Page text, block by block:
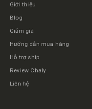
Giới thiệu
Blog
Giảm giá
Hướng dẫn mua hàng
Hỗ trợ ship
Review Chaly
Liên hệ